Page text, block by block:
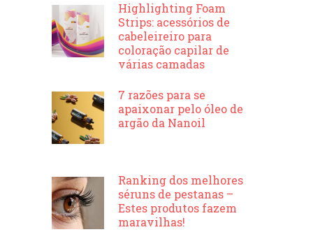
Highlighting Foam
Strips: acessórios de
cabeleireiro para
coloração capilar de
várias camadas
7 razões para se
apaixonar pelo óleo de
argão da Nanoil
Ranking dos melhores
séruns de pestanas –
Estes produtos fazem
maravilhas!